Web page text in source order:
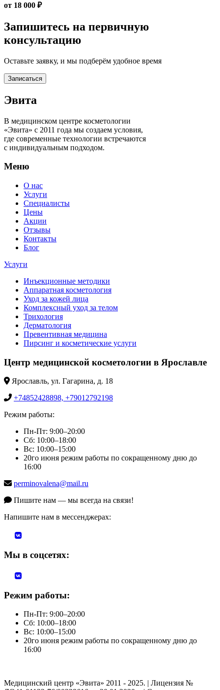
от 18 000 ₽
Запишитесь на первичную
консультацию
Оставьте заявку, и мы подберём удобное время
Записаться
Эвита
В медицинском центре косметологии
«Эвита» с 2011 года мы создаем условия,
где современные технологии встречаются
с индивидуальным подходом.
Меню
О нас
Услуги
Специалисты
Цены
Акции
Отзывы
Контакты
Блог
Услуги
Инъекционные методики
Аппаратная косметология
Уход за кожей лица
Комплексный уход за телом
Трихология
Дерматология
Превентивная медицина
Пирсинг и косметические услуги
Центр медицинской косметологии в Ярославле
Ярославль, ул. Гагарина, д. 18
+74852428898, +79012792198
Режим работы:
Пн-Пт: 9:00–20:00
Сб: 10:00–18:00
Вс: 10:00–15:00
20го июня режим работы по сокращенному дню до
16:00
perminovalena@mail.ru
Пишите нам — мы всегда на связи!
Напишите нам в мессенджерах:
Мы в соцсетях:
Режим работы:
Пн-Пт: 9:00–20:00
Сб: 10:00–18:00
Вс: 10:00–15:00
20го июня режим работы по сокращенному дню до
16:00
Медицинский центр «Эвита» 2011 - 2025. | Лицензия №